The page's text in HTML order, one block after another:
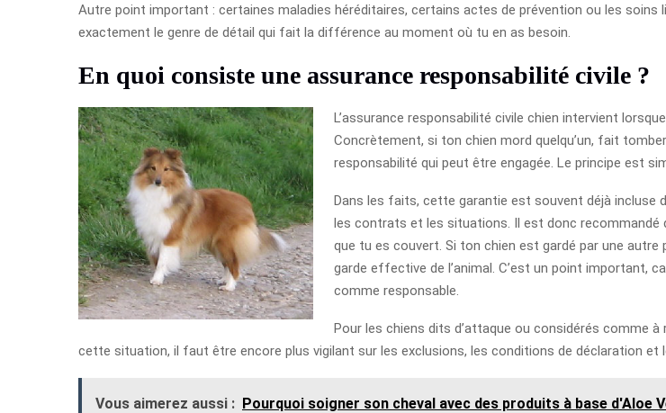
Autre point important : certaines maladies héréditaires, certains actes de prévention ou les soins
exactement le genre de détail qui fait la différence au moment où tu en as besoin.
En quoi consiste une assurance responsabilité civile ?
L’assurance responsabilité civile chien intervient
Concrètement, si ton chien mord quelqu’un, fait
responsabilité qui peut être engagée. Le principe est
Dans les faits, cette garantie est souvent déjà incluse
les contrats et les situations. Il est donc recommandé
que tu es couvert. Si ton chien est gardé par une
garde effective de l’animal. C’est un point important,
comme responsable.
Pour les chiens dits d’attaque ou considérés comme
cette situation, il faut être encore plus vigilant sur les exclusions, les conditions de déclaration et
Vous aimerez aussi : Pourquoi soigner son cheval avec des produits à base d'Aloe